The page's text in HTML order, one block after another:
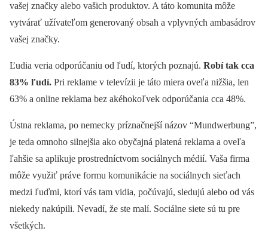
vašej značky alebo vašich produktov. A táto komunita môže
vytvárať užívateľom generovaný obsah a vplyvných ambasádrov
vašej značky.
Ľudia veria odporúčaniu od ľudí, ktorých poznajú. Robí tak cca
83% ľudí. Pri reklame v televízii je táto miera oveľa nižšia, len
63% a online reklama bez akéhokoľvek odporúčania cca 48%.
Ústna reklama, po nemecky príznačnejší názov “Mundwerbung”,
je teda omnoho silnejšia ako obyčajná platená reklama a oveľa
ľahšie sa aplikuje prostredníctvom sociálnych médií. Vaša firma
môže využiť práve formu komunikácie na sociálnych sieťach
medzi ľuďmi, ktorí vás tam vidia, počúvajú, sledujú alebo od vás
niekedy nakúpili. Nevadí, že ste malí. Sociálne siete sú tu pre
všetkých.